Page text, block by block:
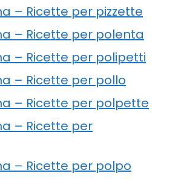
– Ricette per pizzette
– Ricette per polenta
– Ricette per polipetti
– Ricette per pollo
– Ricette per polpette
– Ricette per
– Ricette per polpo